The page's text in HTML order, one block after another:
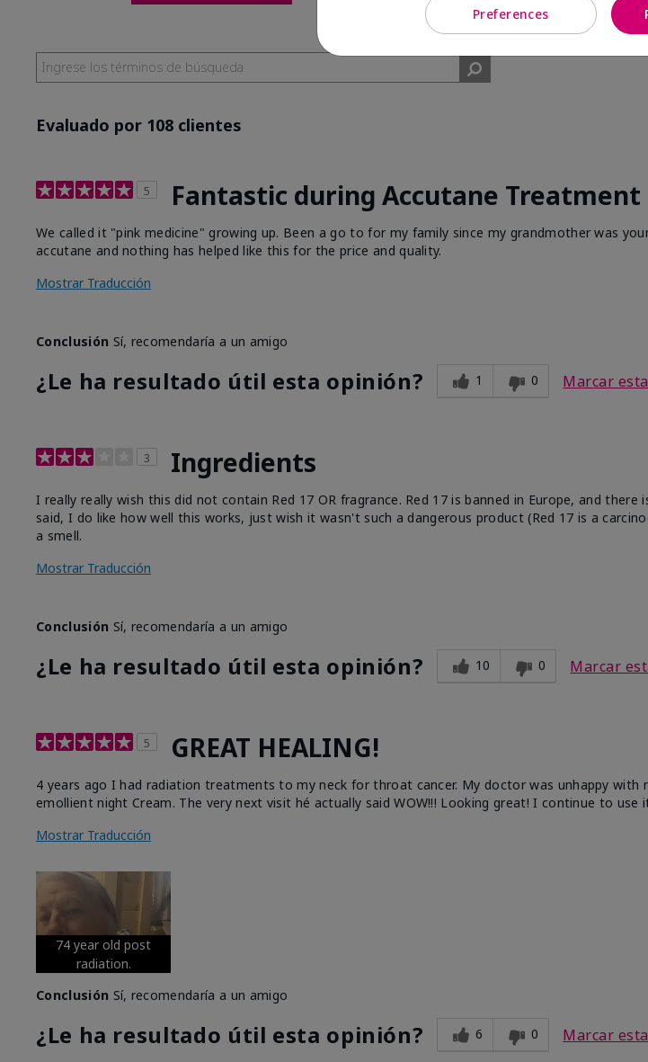
Evaluado por 108 clientes
5 Fantastic during Accutane Treatment
We called it "pink medicine" growing up. Been a go to for my family since my grandmother was
accutane and nothing has helped like this for the price and quality.
Mostrar Traducción
Conclusión Sí, recomendaría a un amigo
¿Le ha resultado útil esta opinión? 1 0 Marcar
3 Ingredients
I really really wish this did not contain Red 17 OR fragrance. Red 17 is banned in Europe, and
said, I do like how well this works, just wish it wasn't such a dangerous product (Red 17 is a
a smell.
Mostrar Traducción
Conclusión Sí, recomendaría a un amigo
¿Le ha resultado útil esta opinión? 10 0 Marcar
5 GREAT HEALING!
4 years ago I had radiation treatments to my neck for throat cancer. My doctor was unhappy with
emollient night Cream. The very next visit hé actually said WOW!!! Looking great! I continue to use
Mostrar Traducción
74 year old post
radiation.
Conclusión Sí, recomendaría a un amigo
¿Le ha resultado útil esta opinión? 6 0 Marcar
Preferences